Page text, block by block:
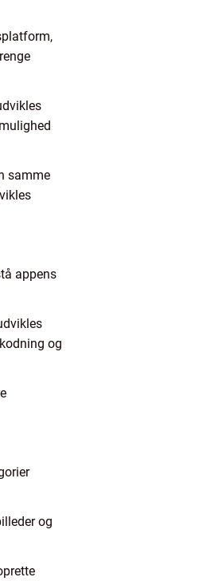
samme
appens
og
og